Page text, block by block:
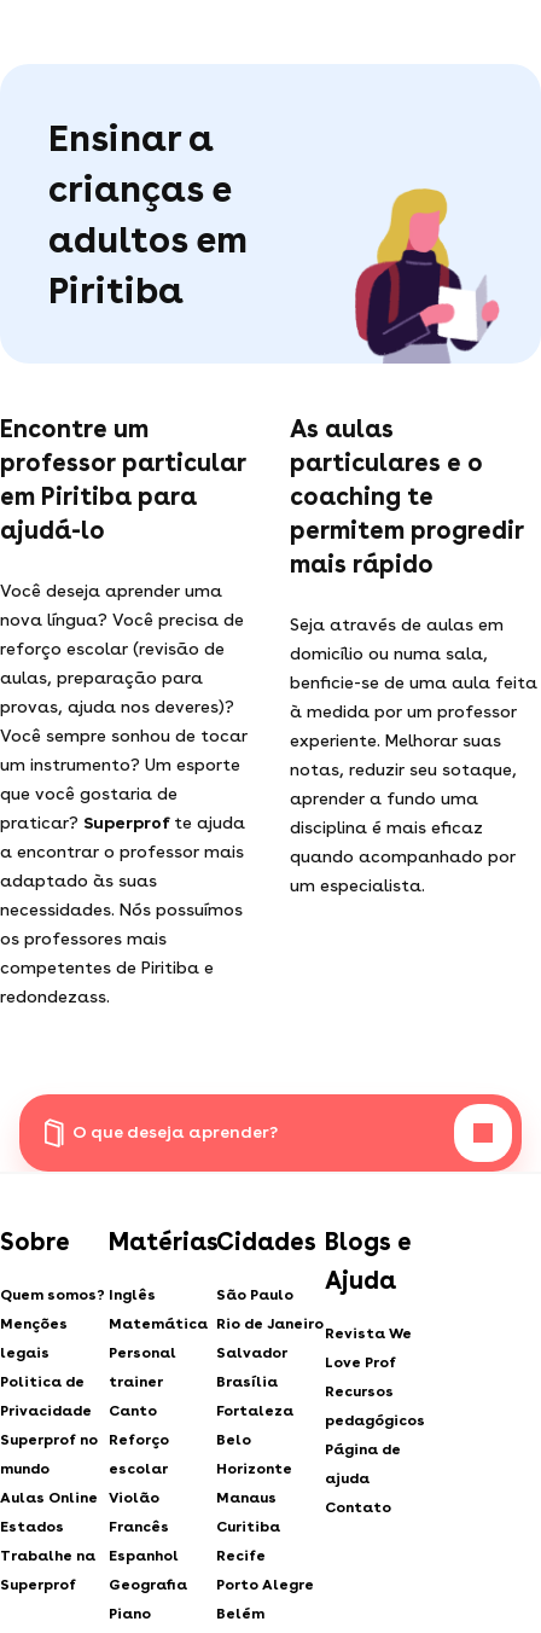
Ensinar a
crianças e
adultos em
Piritiba
Encontre um
professor particular
em Piritiba para
ajudá-lo
Você deseja aprender uma
nova língua? Você precisa de
reforço escolar (revisão de
aulas, preparação para
provas, ajuda nos deveres)?
Você sempre sonhou de tocar
um instrumento? Um esporte
que você gostaria de
praticar? Superprof te ajuda
a encontrar o professor mais
adaptado às suas
necessidades. Nós possuímos
os professores mais
competentes de Piritiba e
redondezass.
As aulas
particulares e o
coaching te
permitem progredir
mais rápido
Seja através de aulas em
domicílio ou numa sala,
benficie-se de uma aula feita
à medida por um professor
experiente. Melhorar suas
notas, reduzir seu sotaque,
aprender a fundo uma
disciplina é mais eficaz
quando acompanhado por
um especialista.
O que deseja aprender?
Sobre
Quem somos?
Menções
legais
Politica de
Privacidade
Superprof no
mundo
Aulas Online
Estados
Trabalhe na
Superprof
Matérias
Inglês
Matemática
Personal
trainer
Canto
Reforço
escolar
Violão
Francês
Espanhol
Geografia
Piano
Cidades
São Paulo
Rio de Janeiro
Salvador
Brasília
Fortaleza
Belo
Horizonte
Manaus
Curitiba
Recife
Porto Alegre
Belém
Blogs e
Ajuda
Revista We
Love Prof
Recursos
pedagógicos
Página de
ajuda
Contato